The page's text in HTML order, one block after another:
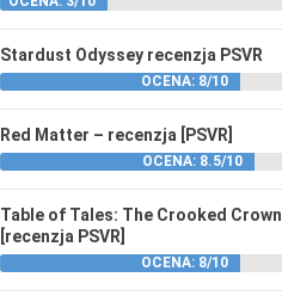
Stardust Odyssey recenzja PSVR
OCENA: 8/10
Red Matter – recenzja [PSVR]
OCENA: 8.5/10
Table of Tales: The Crooked Crown
[recenzja PSVR]
OCENA: 8/10